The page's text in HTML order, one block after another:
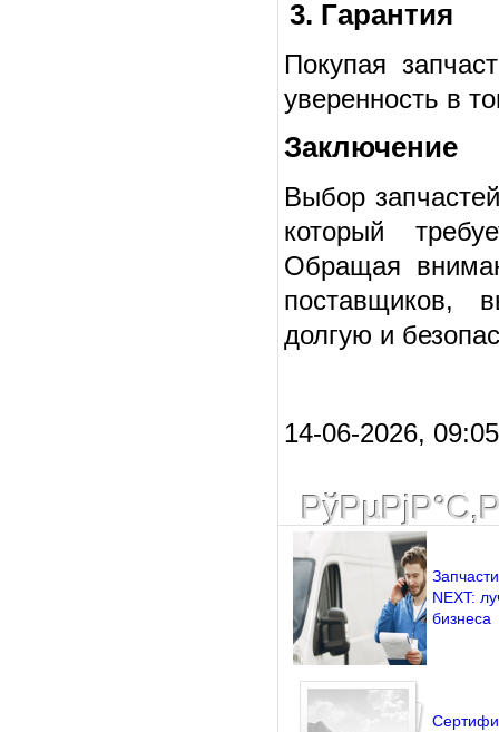
3. Гарантия
Покупая
уверенность в
Заключение
Выбор
который
Обращая
поставщиков,
долгую и
14-06-2026,
NEXT:
бизнеса